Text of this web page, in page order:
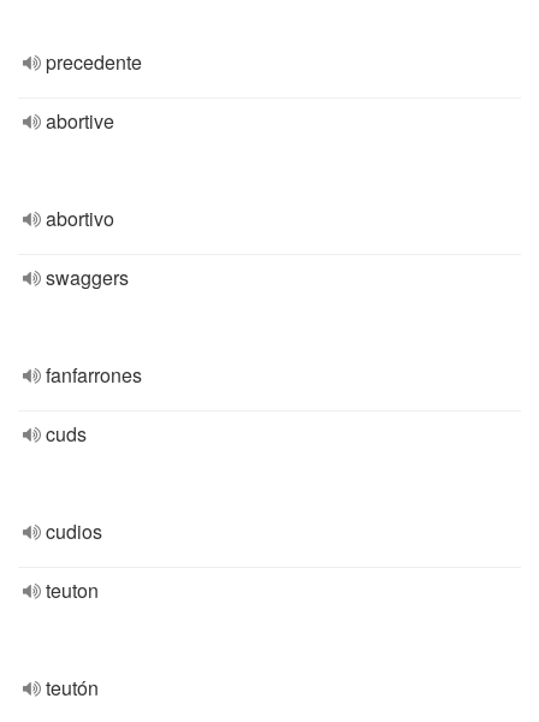
precedente
abortive
abortivo
swaggers
fanfarrones
cuds
cudios
teuton
teutón